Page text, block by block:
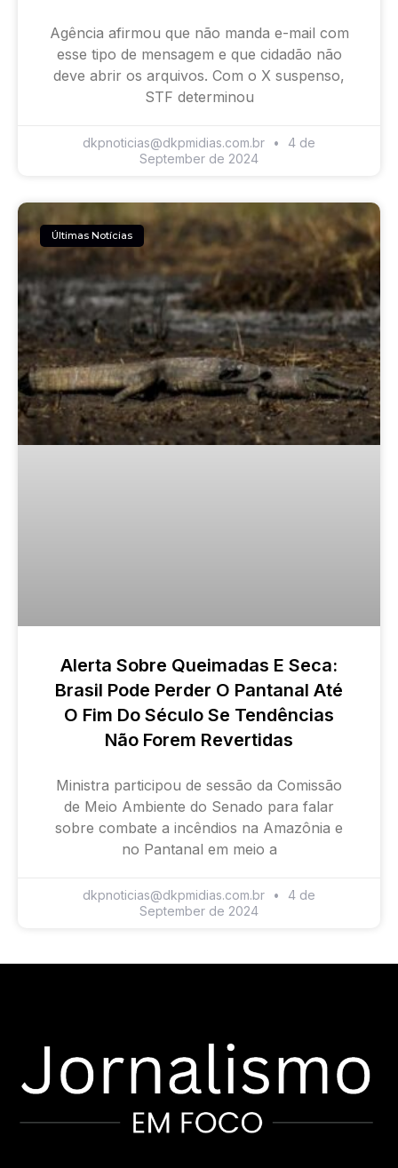
Agência afirmou que não manda e-mail com
esse tipo de mensagem e que cidadão não
deve abrir os arquivos. Com o X suspenso,
STF determinou
dkpnoticias@dkpmidias.com.br
4 de
September de 2024
Últimas Notícias
Alerta Sobre Queimadas E Seca:
Brasil Pode Perder O Pantanal Até
O Fim Do Século Se Tendências
Não Forem Revertidas
Ministra participou de sessão da Comissão
de Meio Ambiente do Senado para falar
sobre combate a incêndios na Amazônia e
no Pantanal em meio a
dkpnoticias@dkpmidias.com.br
4 de
September de 2024